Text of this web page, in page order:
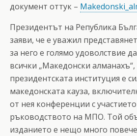
документ оттук –
Президентът на Република
заяви, че е уважил
за него е голямо удоволствие
всички „Македонски
президентската институция е
македонската кауза,
от нея конференции с
ръководството на МПО. Той
изданието е нещо много